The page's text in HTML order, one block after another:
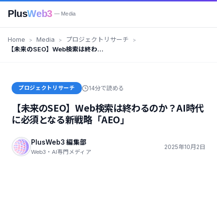
PlusWeb3 — Media
Home Media
プロジェクトリサーチ
【未来のSEO】Web検索は終わる
プロジェクトリサーチ 14分で読める
【未来のSEO】Web検索は終わるのか？AI時代
に必須となる新戦略「AEO」
PlusWeb3 編集部
Web3・AI専門メディア
2025年10月2日